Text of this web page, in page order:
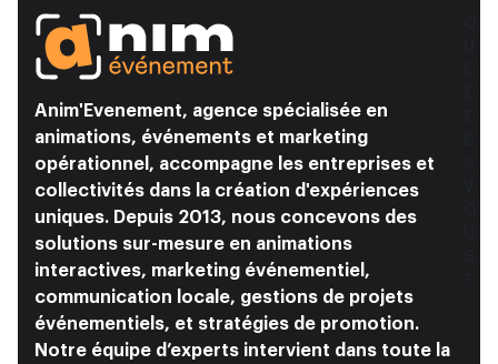
Anim'Evenement, agence spécialisée en
animations, événements et marketing
opérationnel , accompagne les entreprises et
collectivités dans la création d'expériences
uniques. Depuis 2013, nous concevons des
solutions sur-mesure en animations
interactives, marketing événementiel ,
communication locale, gestions de projets
événementiels, et stratégies de promotion.
Notre équipe d’experts intervient dans toute la